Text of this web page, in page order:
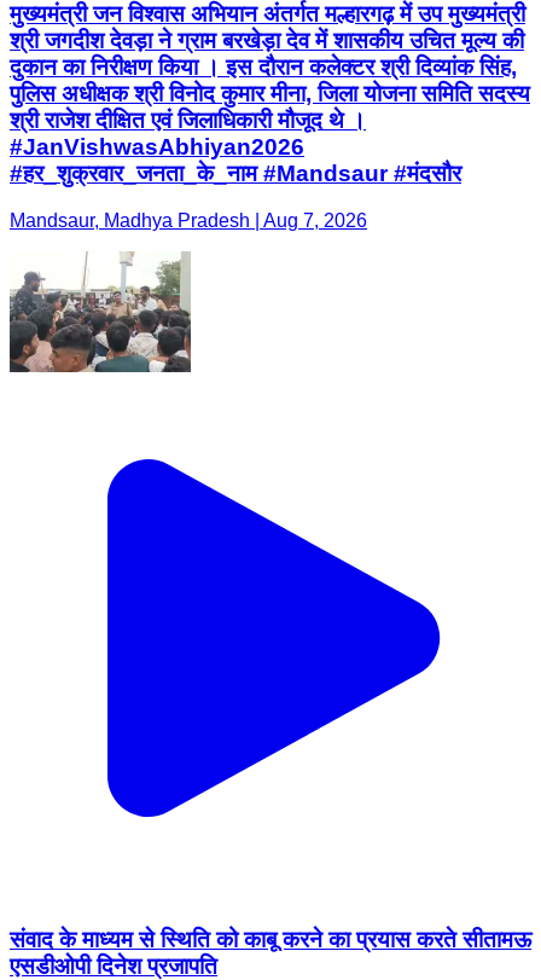
मुख्यमंत्री जन विश्वास अभियान अंतर्गत मल्हारगढ़ में उप मुख्यमंत्री
श्री जगदीश देवड़ा ने ग्राम बरखेड़ा देव में शासकीय उचित मूल्य की
दुकान का निरीक्षण किया । इस दौरान कलेक्टर श्री दिव्यांक सिंह,
पुलिस अधीक्षक श्री विनोद कुमार मीना, जिला योजना समिति सदस्य
श्री राजेश दीक्षित एवं जिलाधिकारी मौजूद थे ।
#JanVishwasAbhiyan2026
#हर_शुक्रवार_जनता_के_नाम #Mandsaur #मंदसौर
Mandsaur, Madhya Pradesh | Aug 7, 2026
संवाद के माध्यम से स्थिति को काबू करने का प्रयास करते सीतामऊ
एसडीओपी दिनेश प्रजापति